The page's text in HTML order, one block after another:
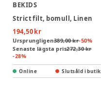
BEKIDS
Strict filt, bomull, Linen
194,50 kr
Ursprungligen389,00 kr-50%
Senaste lägsta pris272,30 kr
-28%
Online Slutsåld i butik